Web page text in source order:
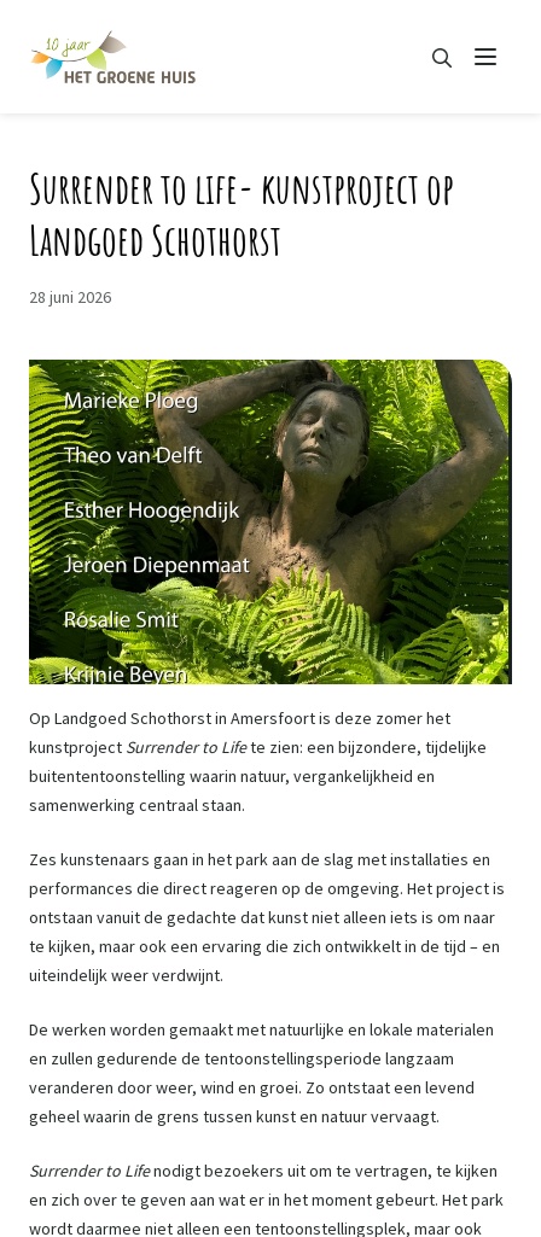
Menu
Zoeken
Surrender to life- kunstproject op
Landgoed Schothorst
28 juni 2026
Op Landgoed Schothorst in Amersfoort is deze zomer het
kunstproject Surrender to Lifete zien: een bijzondere, tijdelijke
buitententoonstelling waarin natuur, vergankelijkheid en
samenwerking centraal staan.
Zes kunstenaars gaan in het park aan de slag met installaties en
performances die direct reageren op de omgeving. Het project is
ontstaan vanuit de gedachte dat kunst niet alleen iets is om naar
te kijken, maar ook een ervaring die zich ontwikkelt in de tijd – en
uiteindelijk weer verdwijnt.
De werken worden gemaakt met natuurlijke en lokale materialen
en zullen gedurende de tentoonstellingsperiode langzaam
veranderen door weer, wind en groei. Zo ontstaat een levend
geheel waarin de grens tussen kunst en natuur vervaagt.
Surrender to Lifenodigt bezoekers uit om te vertragen, te kijken
en zich over te geven aan wat er in het moment gebeurt. Het park
wordt daarmee niet alleen een tentoonstellingsplek, maar ook